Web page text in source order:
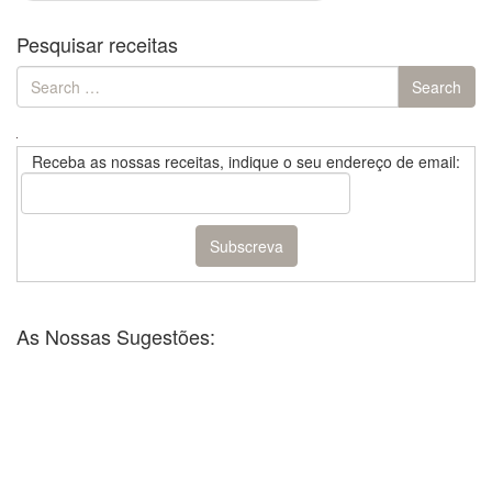
Pesquisar receitas
Search
for:
Search
Receba as nossas receitas, indique o seu endereço de email:
As Nossas Sugestões: